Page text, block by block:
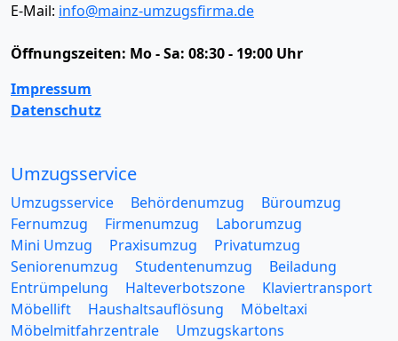
E-Mail: info@mainz-umzugsfirma.de
Öffnungszeiten: Mo - Sa: 08:30 - 19:00 Uhr
Impressum
Datenschutz
Umzugsservice
Umzugsservice Behördenumzug
Büroumzug
Fernumzug
Firmenumzug
Laborumzug
Mini Umzug
Praxisumzug
Privatumzug
Seniorenumzug
Studentenumzug
Beiladung
Entrümpelung
Halteverbotszone
Klaviertransport
Möbellift
Haushaltsauflösung
Möbeltaxi
Möbelmitfahrzentrale
Umzugskartons